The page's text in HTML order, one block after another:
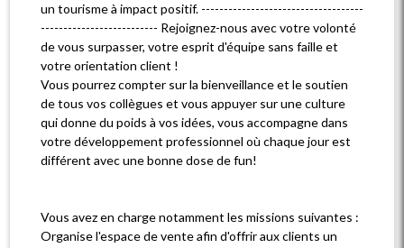
un tourisme à impact positif. ------------------------------------
-------------------------- Rejoignez-nous avec votre volonté
de vous surpasser, votre esprit d'équipe sans faille et
votre orientation client !
Vous pourrez compter sur la bienveillance et le soutien
de tous vos collègues et vous appuyer sur une culture
qui donne du poids à vos idées, vous accompagne dans
votre développement professionnel où chaque jour est
différent avec une bonne dose de fun!
Vous avez en charge notamment les missions suivantes :
Organise l'espace de vente afin d'offrir aux clients un